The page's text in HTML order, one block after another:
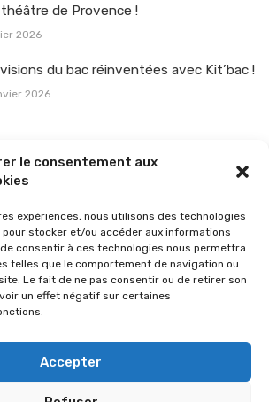
le consentement aux
expériences, nous utilisons des technologies
stocker et/ou accéder aux informations
consentir à ces technologies nous permettra
telles que le comportement de navigation ou
Le fait de ne pas consentir ou de retirer son
un effet négatif sur certaines
Accepter
théâtre de Provence !
2026
du bac réinventées avec Kit’bac !
2026